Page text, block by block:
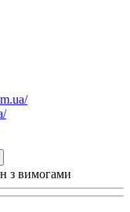
з вимогами